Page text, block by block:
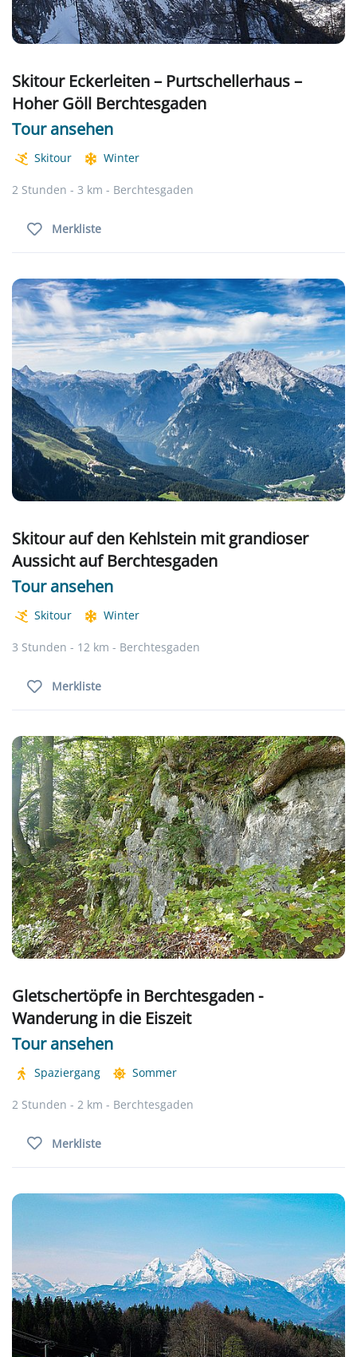
Skitour Eckerleiten – Purtschellerhaus –
Hoher Göll Berchtesgaden
Tour ansehen
Skitour Winter
2 Stunden - 3 km - Berchtesgaden
Merkliste
Skitour auf den Kehlstein mit grandioser
Aussicht auf Berchtesgaden
Tour ansehen
Skitour Winter
3 Stunden - 12 km - Berchtesgaden
Merkliste
Gletschertöpfe in Berchtesgaden -
Wanderung in die Eiszeit
Tour ansehen
Spaziergang Sommer
2 Stunden - 2 km - Berchtesgaden
Merkliste